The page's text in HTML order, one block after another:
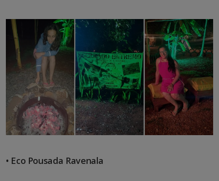
• Eco Pousada Ravenala